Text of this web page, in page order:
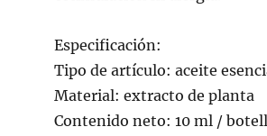
Especificación:
Tipo de artículo: aceite
Material: extracto de planta
Contenido neto: 10 ml /